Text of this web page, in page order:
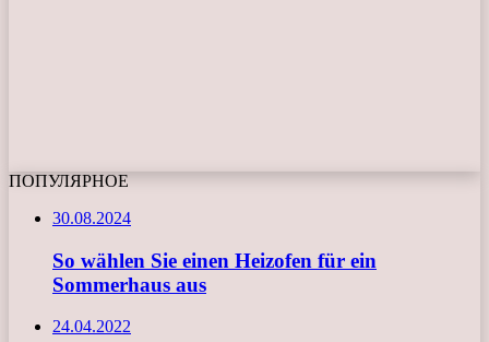
ПОПУЛЯРНОЕ
30.08.2024
So wählen Sie einen Heizofen für ein
Sommerhaus aus
24.04.2022